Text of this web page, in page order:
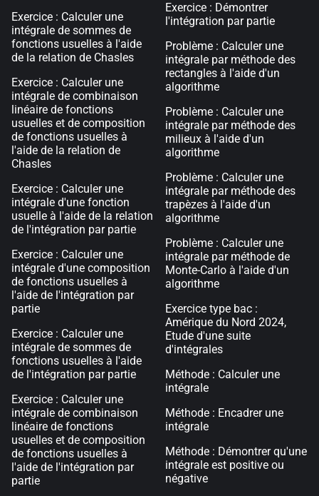
Exercice : Calculer une
intégrale de sommes de
fonctions usuelles à l'aide
de la relation de Chasles
Exercice : Calculer une
intégrale de combinaison
linéaire de fonctions
usuelles et de composition
de fonctions usuelles à
l'aide de la relation de
Chasles
Exercice : Calculer une
intégrale d'une fonction
usuelle à l'aide de la relation
de l'intégration par partie
Exercice : Calculer une
intégrale d'une composition
de fonctions usuelles à
l'aide de l'intégration par
partie
Exercice : Calculer une
intégrale de sommes de
fonctions usuelles à l'aide
de l'intégration par partie
Exercice : Calculer une
intégrale de combinaison
linéaire de fonctions
usuelles et de composition
de fonctions usuelles à
l'aide de l'intégration par
partie
Exercice : Démontrer
l'intégration par partie
Problème : Calculer une
intégrale par méthode des
rectangles à l'aide d'un
algorithme
Problème : Calculer une
intégrale par méthode des
milieux à l'aide d'un
algorithme
Problème : Calculer une
intégrale par méthode des
trapèzes à l'aide d'un
algorithme
Problème : Calculer une
intégrale par méthode de
Monte-Carlo à l'aide d'un
algorithme
Exercice type bac :
Amérique du Nord 2024,
Etude d'une suite
d'intégrales
Méthode : Calculer une
intégrale
Méthode : Encadrer une
intégrale
Méthode : Démontrer qu'une
intégrale est positive ou
négative